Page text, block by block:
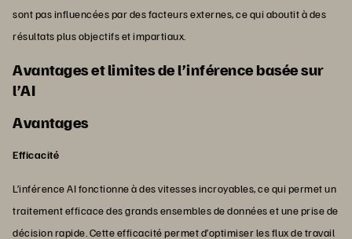
sont pas influencées par des facteurs externes, ce qui aboutit à des
résultats plus objectifs et impartiaux.
Avantages et limites de l’inférence basée sur
l’AI
Avantages
Efficacité
L’inférence AI fonctionne à des vitesses incroyables, ce qui permet un
traitement efficace des grands ensembles de données et une prise de
décision rapide. Cette efficacité permet d’optimiser les flux de travail